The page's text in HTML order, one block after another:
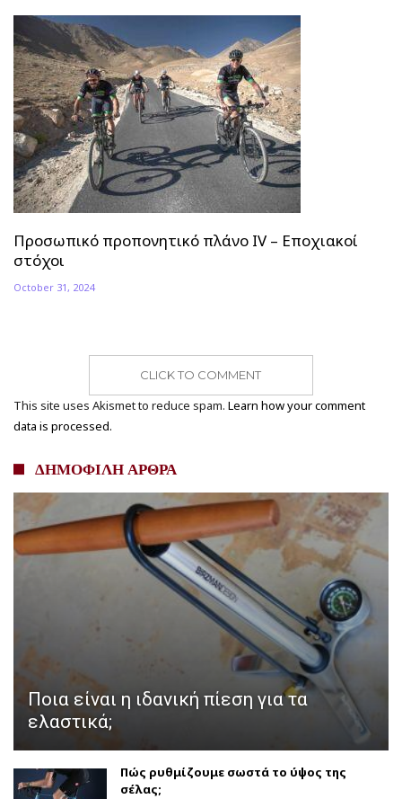
Προσωπικό προπονητικό πλάνο ΙV – Εποχιακοί
στόχοι
October 31, 2024
CLICK TO COMMENT
This site uses Akismet to reduce spam. Learn how your comment
data is processed.
ΔΗΜΟΦΙΛΗ ΑΡΘΡΑ
Ποια είναι η ιδανική πίεση για τα
ελαστικά;
Πώς ρυθμίζουμε σωστά το ύψος της
σέλας;